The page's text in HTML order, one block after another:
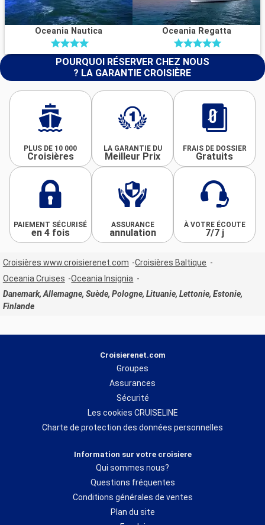
Oceania Nautica Oceania Regatta
POURQUOI RÉSERVER CHEZ NOUS
? LA GARANTIE CROISIÈRE
PLUS DE 10 000
Croisières
LA GARANTIE DU
Meilleur Prix
FRAIS DE DOSSIER
Gratuits
PAIEMENT SÉCURISÉ
en 4 fois
ASSURANCE
annulation
À VOTRE ÉCOUTE
7/7 j
Croisières www.croisierenet.com
Croisières Baltique
Oceania Cruises
Oceania Insignia
Danemark, Allemagne, Suède, Pologne, Lituanie, Lettonie, Estonie,
Finlande
Croisierenet.com
Groupes
Assurances
Sécurité
Les cookies CRUISELINE
Charte de protection des données personnelles
Information sur votre croisiere
Qui sommes nous?
Questions fréquentes
Conditions générales de ventes
Plan du site